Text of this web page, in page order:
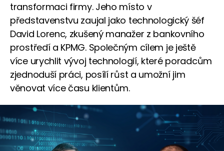
transformaci firmy. Jeho místo v
představenstvu zaujal jako technologický šéf
David Lorenc, zkušený manažer z bankovního
prostředí a KPMG. Společným cílem je ještě
více urychlit vývoj technologií, které poradcům
zjednoduší práci, posílí růst a umožní jim
věnovat více času klientům.